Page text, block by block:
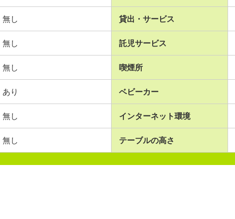
無し 貸出・サービス
無し 託児サービス
無し 喫煙所
あり ベビーカー
無し インターネット環境
無し テーブルの高さ